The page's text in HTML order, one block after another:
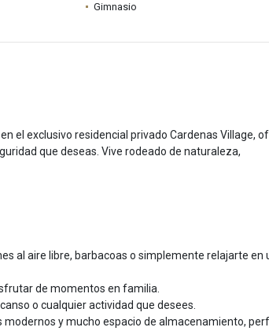
Gimnasio
el exclusivo residencial privado Cardenas Village,
que deseas. Vive rodeado de naturaleza,
al aire libre, barbacoas o simplemente relajarte en
de momentos en familia.
o cualquier actividad que desees.
modernos y mucho espacio de almacenamiento,